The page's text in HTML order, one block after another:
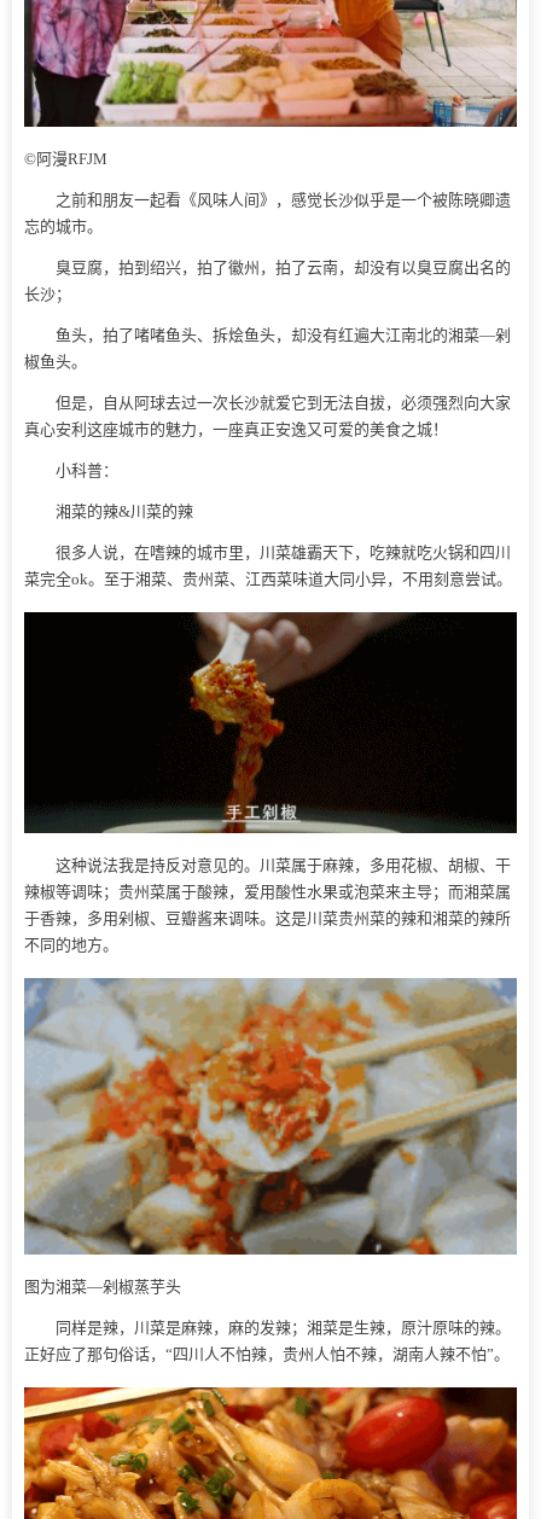
©阿漫RFJM
之前和朋友一起看《风味人间》，感觉长沙似乎是一个被陈晓卿遗
忘的城市。
臭豆腐，拍到绍兴，拍了徽州，拍了云南，却没有以臭豆腐出名的
长沙；
鱼头，拍了啫啫鱼头、拆烩鱼头，却没有红遍大江南北的湘菜—剁
椒鱼头。
但是，自从阿球去过一次长沙就爱它到无法自拔，必须强烈向大家
真心安利这座城市的魅力，一座真正安逸又可爱的美食之城！
小科普：
湘菜的辣&川菜的辣
很多人说，在嗜辣的城市里，川菜雄霸天下，吃辣就吃火锅和四川
菜完全ok。至于湘菜、贵州菜、江西菜味道大同小异，不用刻意尝试。
这种说法我是持反对意见的。川菜属于麻辣，多用花椒、胡椒、干
辣椒等调味；贵州菜属于酸辣，爱用酸性水果或泡菜来主导；而湘菜属
于香辣，多用剁椒、豆瓣酱来调味。这是川菜贵州菜的辣和湘菜的辣所
不同的地方。
图为湘菜—剁椒蒸芋头
同样是辣，川菜是麻辣，麻的发辣；湘菜是生辣，原汁原味的辣。
正好应了那句俗话，“四川人不怕辣，贵州人怕不辣，湖南人辣不怕”。